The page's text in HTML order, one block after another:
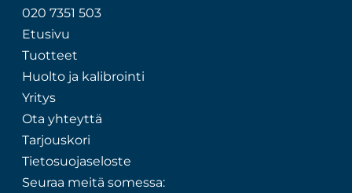
020 7351 503
Etusivu
Tuotteet
Huolto ja kalibrointi
Yritys
Ota yhteyttä
Tarjouskori
Tietosuojaseloste
Seuraa meitä somessa: